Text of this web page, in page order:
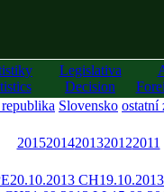
Legislativa
Decision
Slovensko ostatní
20152014201320122011
20.10.2013 CH